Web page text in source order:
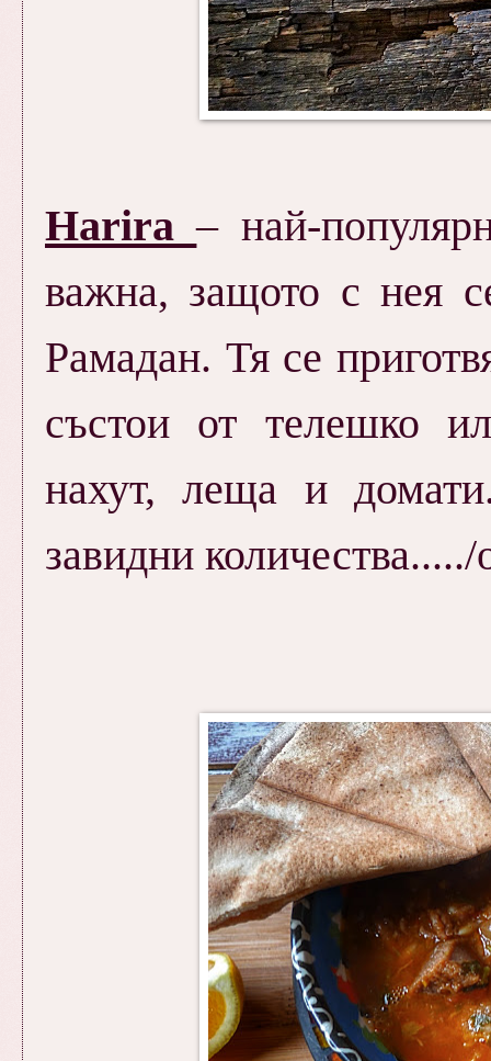
Harira– най-
важна, защото с нея
Рамадан. Тя се
състои от телешко
нахут, леща и
завидни